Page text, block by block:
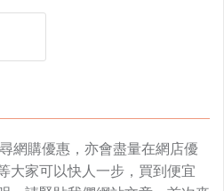
網購優惠，亦會盡量在網店優
大家可以快人一步，買到便宜